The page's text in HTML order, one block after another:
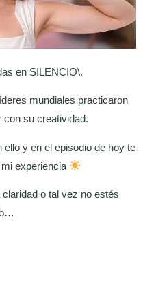
en SILENCIO\.
mundiales practicaron
con su creatividad.
y en el episodio de hoy te
experiencia
o tal vez no estés